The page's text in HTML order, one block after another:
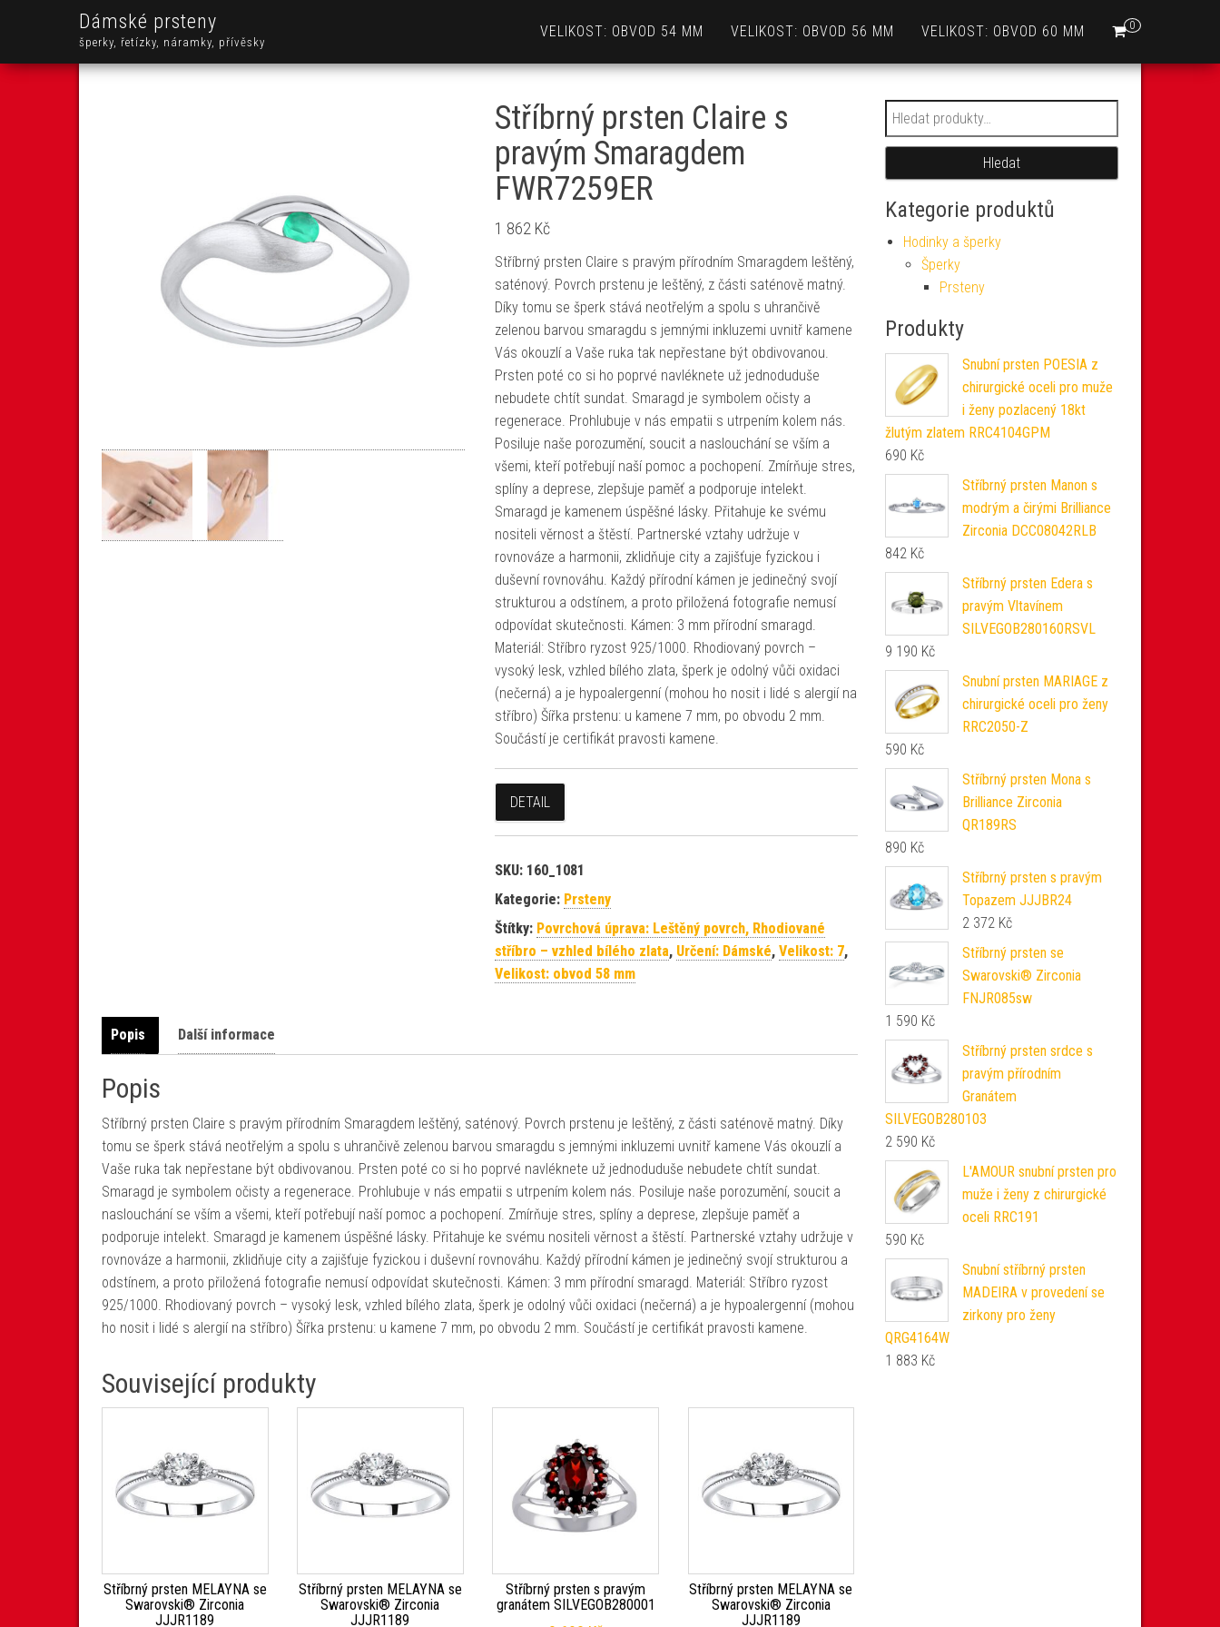
Dámské prsteny
šperky, řetízky, náramky, přívěsky
0
VELIKOST: OBVOD 54 MM VELIKOST: OBVOD 56 MM VELIKOST: OBVOD 60 MM
Stříbrný prsten Claire s
pravým Smaragdem
FWR7259ER
1 862 Kč
Stříbrný prsten Claire s pravým přírodním Smaragdem leštěný,
saténový. Povrch prstenu je leštěný, z části saténově matný.
Díky tomu se šperk stává neotřelým a spolu s uhrančivě
zelenou barvou smaragdu s jemnými inkluzemi uvnitř kamene
Vás okouzlí a Vaše ruka tak nepřestane být obdivovanou.
Prsten poté co si ho poprvé navléknete už jednoduduše
nebudete chtít sundat. Smaragd je symbolem očisty a
regenerace. Prohlubuje v nás empatii s utrpením kolem nás.
Posiluje naše porozumění, soucit a naslouchání se vším a
všemi, kteří potřebují naší pomoc a pochopení. Zmírňuje stres,
splíny a deprese, zlepšuje paměť a podporuje intelekt.
Smaragd je kamenem úspěšné lásky. Přitahuje ke svému
nositeli věrnost a štěstí. Partnerské vztahy udržuje v
rovnováze a harmonii, zklidňuje city a zajišťuje fyzickou i
duševní rovnováhu. Každý přírodní kámen je jedinečný svojí
strukturou a odstínem, a proto přiložená fotografie nemusí
odpovídat skutečnosti. Kámen: 3 mm přírodní smaragd.
Materiál: Stříbro ryzost 925/1000. Rhodiovaný povrch –
vysoký lesk, vzhled bílého zlata, šperk je odolný vůči oxidaci
(nečerná) a je hypoalergenní (mohou ho nosit i lidé s alergií na
stříbro) Šířka prstenu: u kamene 7 mm, po obvodu 2 mm.
Součástí je certifikát pravosti kamene.
DETAIL
SKU: 160_1081
Kategorie: Prsteny
Štítky: Povrchová úprava: Leštěný povrch, Rhodiované
stříbro – vzhled bílého zlata, Určení: Dámské, Velikost: 7,
Velikost: obvod 58 mm
Popis Další informace
Popis
Stříbrný prsten Claire s pravým přírodním Smaragdem leštěný, saténový. Povrch prstenu je leštěný, z části saténově matný. Díky
tomu se šperk stává neotřelým a spolu s uhrančivě zelenou barvou smaragdu s jemnými inkluzemi uvnitř kamene Vás okouzlí a
Vaše ruka tak nepřestane být obdivovanou. Prsten poté co si ho poprvé navléknete už jednoduduše nebudete chtít sundat.
Smaragd je symbolem očisty a regenerace. Prohlubuje v nás empatii s utrpením kolem nás. Posiluje naše porozumění, soucit a
naslouchání se vším a všemi, kteří potřebují naší pomoc a pochopení. Zmírňuje stres, splíny a deprese, zlepšuje paměť a
podporuje intelekt. Smaragd je kamenem úspěšné lásky. Přitahuje ke svému nositeli věrnost a štěstí. Partnerské vztahy udržuje v
rovnováze a harmonii, zklidňuje city a zajišťuje fyzickou i duševní rovnováhu. Každý přírodní kámen je jedinečný svojí strukturou a
odstínem, a proto přiložená fotografie nemusí odpovídat skutečnosti. Kámen: 3 mm přírodní smaragd. Materiál: Stříbro ryzost
925/1000. Rhodiovaný povrch – vysoký lesk, vzhled bílého zlata, šperk je odolný vůči oxidaci (nečerná) a je hypoalergenní (mohou
ho nosit i lidé s alergií na stříbro) Šířka prstenu: u kamene 7 mm, po obvodu 2 mm. Součástí je certifikát pravosti kamene.
Související produkty
Stříbrný prsten MELAYNA se
Swarovski® Zirconia
JJJR1189
Stříbrný prsten MELAYNA se
Swarovski® Zirconia
JJJR1189
Stříbrný prsten s pravým
granátem SILVEGOB280001
Stříbrný prsten MELAYNA se
Swarovski® Zirconia
JJJR1189
Hledat:
Hledat
Kategorie produktů
Hodinky a šperky
Šperky
Prsteny
Produkty
Snubní prsten POESIA z
chirurgické oceli pro muže
i ženy pozlacený 18kt
žlutým zlatem RRC4104GPM
690 Kč
Stříbrný prsten Manon s
modrým a čirými Brilliance
Zirconia DCC08042RLB
842 Kč
Stříbrný prsten Edera s
pravým Vltavínem
SILVEGOB280160RSVL
9 190 Kč
Snubní prsten MARIAGE z
chirurgické oceli pro ženy
RRC2050-Z
590 Kč
Stříbrný prsten Mona s
Brilliance Zirconia
QR189RS
890 Kč
Stříbrný prsten s pravým
Topazem JJJBR24
2 372 Kč
Stříbrný prsten se
Swarovski® Zirconia
FNJR085sw
1 590 Kč
Stříbrný prsten srdce s
pravým přírodním
Granátem
SILVEGOB280103
2 590 Kč
L'AMOUR snubní prsten pro
muže i ženy z chirurgické
oceli RRC191
590 Kč
Snubní stříbrný prsten
MADEIRA v provedení se
zirkony pro ženy
QRG4164W
1 883 Kč